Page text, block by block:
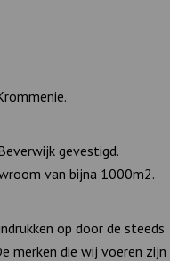
gevestigd.
van bijna 1000m2.
op door de steeds
merken die wij voeren zijn